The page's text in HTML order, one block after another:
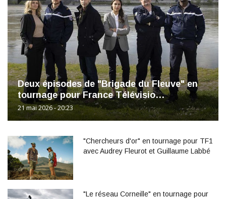
Deux épisodes de "Brigade du Fleuve" en
tournage pour France Télévisio…
21 mai 2026 - 20:23
"Chercheurs d'or" en tournage pour TF1
avec Audrey Fleurot et Guillaume Labbé
"Le réseau Corneille" en tournage pour